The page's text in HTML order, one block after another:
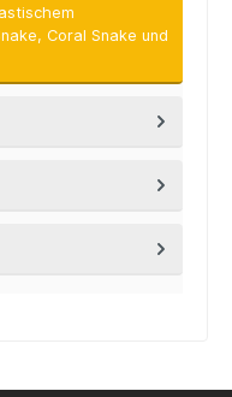
Coral Snake und